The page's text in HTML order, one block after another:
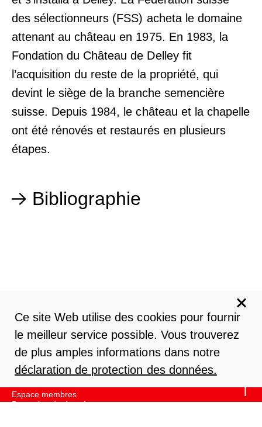
des sélectionneurs (FSS) acheta le domaine
attenant au château en 1975. En 1983, la
Fondation du Château de Delley fit
l’acquisition du reste de la propriété, qui
devint le siège de la branche semencière
suisse. Depuis 1984, le château et la chapelle
ont été rénovés et restaurés en plusieurs
étapes.
Bibliographie
Ce site Web utilise des cookies pour fournir
le meilleur service possible. Vous trouverez
de plus amples informations dans notre
déclaration de protection des données.
swisssem
Route de Portalban 40
1567 Delley
info@swisssem.ch
Secrétariat
+41 26 677 90 33
Comptabilité
+41 26 677 90 22
Espace membres
Protection de données